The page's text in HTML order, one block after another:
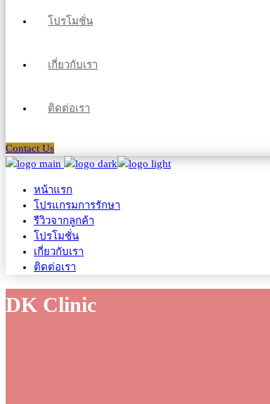
โปรโมชั่น
เกี่ยวกับเรา
ติดต่อเรา
Contact Us
หน้าแรก
โปรแกรมการรักษา
รีวิวจากลูกค้า
โปรโมชั่น
เกี่ยวกับเรา
ติดต่อเรา
DK Clinic